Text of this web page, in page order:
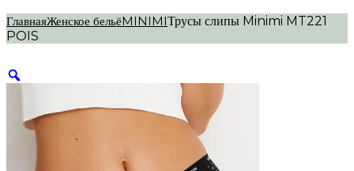
ГлавнаяЖенское бельёMINIMIТрусы слипы Minimi MT221
POIS